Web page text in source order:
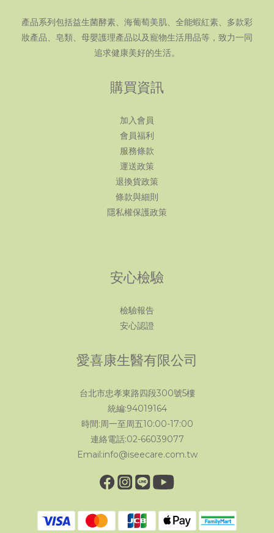
產品系列包括益生菌酵素、海葡萄美肌、全能蝦紅素、多款彩
妝產品、皂類、母嬰護理產品以及寵物生活用品等，致力一同
追求健康美好的生活。
購買資訊
加入會員
會員福利
服務條款
運送政策
退換貨政策
條款與細則
隱私權保護政策
安心檢驗
檢驗報告
安心認證
愛喜康生醫有限公司
台北市忠孝東路四段300號5樓
統編:94019164
時間:周一至周五10:00-17:00
連絡電話:02-66039077
Email:info@iseecare.com.tw